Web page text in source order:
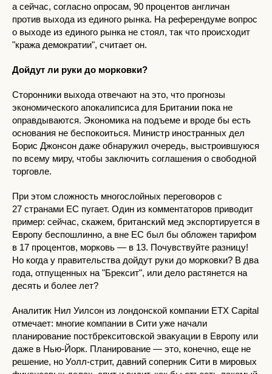
а сейчас, согласно опросам, 90 процентов англичан
против выхода из единого рынка. На референдуме вопрос
о выходе из единого рынка не стоял, так что происходит
"кража демократии", считает он.
Дойдут ли руки до морковки?
Сторонники выхода отвечают на это, что прогнозы
экономического апокалипсиса для Британии пока не
оправдываются. Экономика на подъеме и вроде бы есть
основания не беспокоиться. Министр иностранных дел
Борис Джонсон даже обнаружил очередь, выстроившуюся
по всему миру, чтобы заключить соглашения о свободной
торговле.
При этом сложность многослойных переговоров с
27 странами ЕС пугает. Один из комментаторов приводит
пример: сейчас, скажем, британский мед экспортируется в
Европу беспошлинно, а вне ЕС был бы обложен тарифом
в 17 процентов, морковь — в 13. Почувствуйте разницу!
Но когда у правительства дойдут руки до морковки? В два
года, отпущенных на "Брексит", или дело растянется на
десять и более лет?
Аналитик Нил Уилсон из лондонской компании ETX Capital
отмечает: многие компании в Сити уже начали
планирование постбрекситовской эвакуации в Европу или
даже в Нью-Йорк. Планирование — это, конечно, еще не
решение, но Уолл-стрит, давний соперник Сити в мировых